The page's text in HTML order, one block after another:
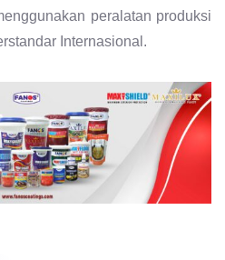
peralatan produksi
Internasional.